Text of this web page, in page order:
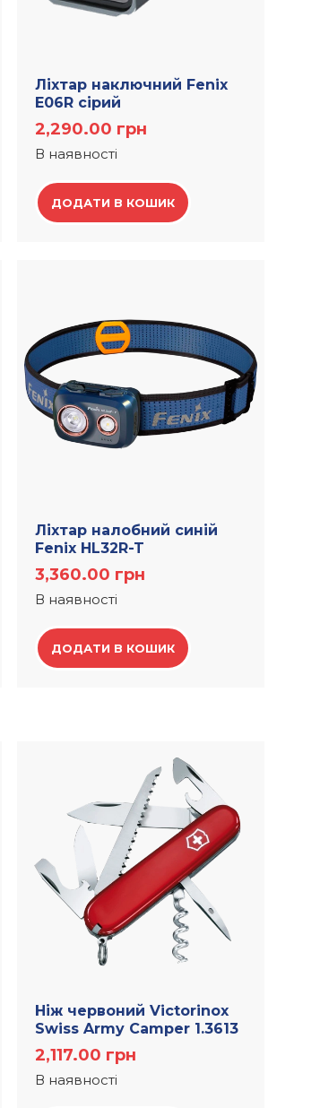
Ліхтар наключний Fenix
E06R сірий
2,290.00 грн
В наявності
ДОДАТИ В КОШИК
Ліхтар налобний синій
Fenix HL32R-T
3,360.00 грн
В наявності
ДОДАТИ В КОШИК
Ніж червоний Victorinox
Swiss Army Camper 1.3613
2,117.00 грн
В наявності